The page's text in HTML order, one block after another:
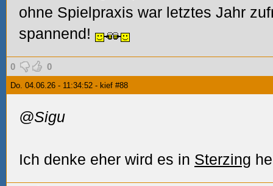
ohne Spielpraxis war letztes Jahr
spannend!
0 0
Do. 04.06.26 - 11:34:52 - kief #88
@Sigu
Ich denke eher wird es in Sterzing